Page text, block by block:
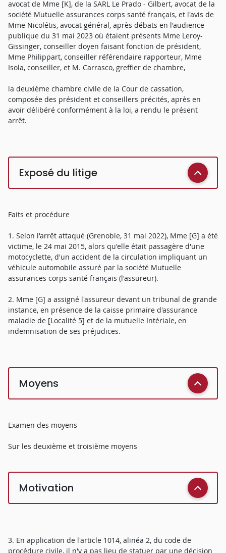
avocat de Mme [K], de la SARL Le Prado - Gilbert, avocat de la
société Mutuelle assurances corps santé français, et l'avis de
Mme Nicolétis, avocat général, après débats en l'audience
publique du 31 mai 2023 où étaient présents Mme Leroy-
Gissinger, conseiller doyen faisant fonction de président,
Mme Philippart, conseiller référendaire rapporteur, Mme
Isola, conseiller, et M. Carrasco, greffier de chambre,
la deuxième chambre civile de la Cour de cassation,
composée des président et conseillers précités, après en
avoir délibéré conformément à la loi, a rendu le présent
arrêt.
Exposé du litige
Faits et procédure
1. Selon l'arrêt attaqué (Grenoble, 31 mai 2022), Mme [G] a été
victime, le 24 mai 2015, alors qu'elle était passagère d'une
motocyclette, d'un accident de la circulation impliquant un
véhicule automobile assuré par la société Mutuelle
assurances corps santé français (l'assureur).
2. Mme [G] a assigné l'assureur devant un tribunal de grande
instance, en présence de la caisse primaire d'assurance
maladie de [Localité 5] et de la mutuelle Intériale, en
indemnisation de ses préjudices.
Moyens
Examen des moyens
Sur les deuxième et troisième moyens
Motivation
3. En application de l'article 1014, alinéa 2, du code de
procédure civile, il n'y a pas lieu de statuer par une décision